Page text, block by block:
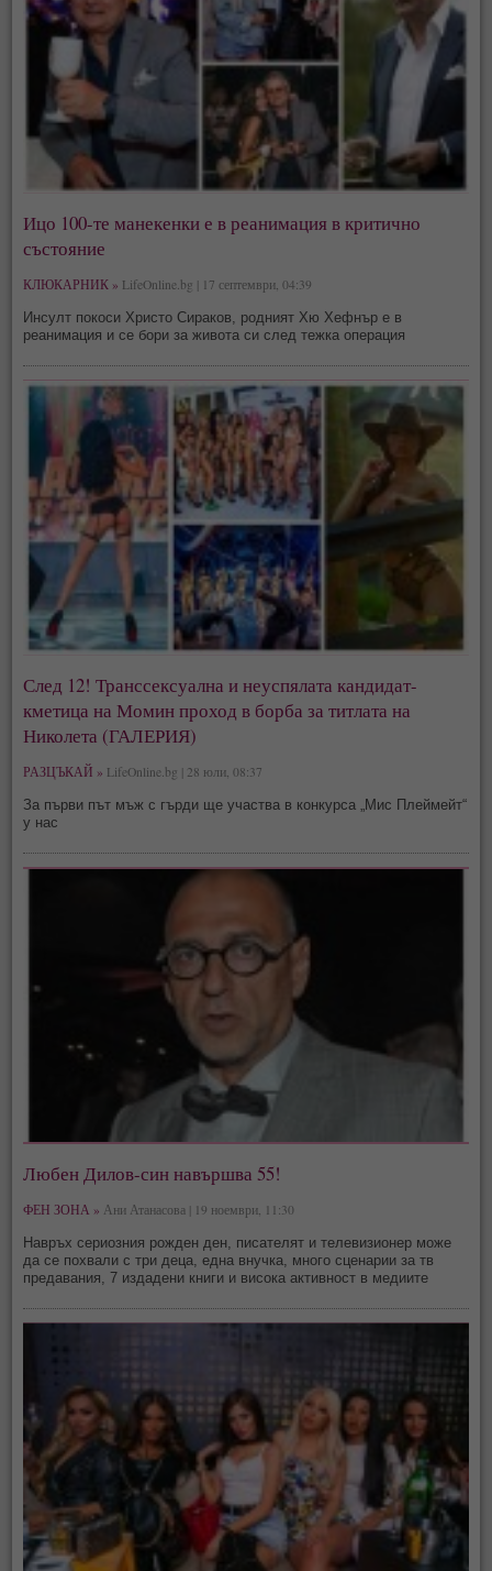
Ицо 100-те манекенки е в реанимация в критично
състояние
КЛЮКАРНИК » LifeOnline.bg | 17 септември, 04:39
Инсулт покоси Христо Сираков, родният Хю Хефнър е в
реанимация и се бори за живота си след тежка операция
След 12! Транссексуална и неуспялата кандидат-
кметица на Момин проход в борба за титлата на
Николета (ГАЛЕРИЯ)
РАЗЦЪКАЙ » LifeOnline.bg | 28 юли, 08:37
За първи път мъж с гърди ще участва в конкурса „Мис Плеймейт“
у нас
Любен Дилов-син навършва 55!
ФЕН ЗОНА » Ани Атанасова | 19 ноември, 11:30
Навръх сериозния рожден ден, писателят и телевизионер може
да се похвали с три деца, една внучка, много сценарии за тв
предавания, 7 издадени книги и висока активност в медиите